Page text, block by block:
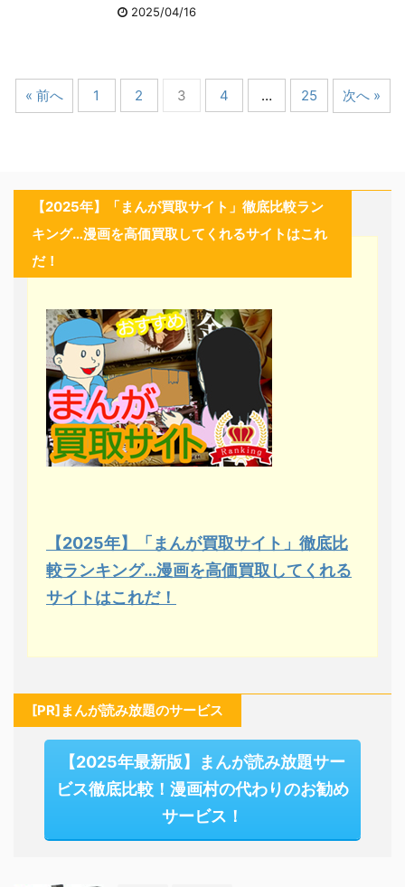
2025/04/16
« 前へ 1 2 3 4 … 25 次へ »
【2025年】「まんが買取サイト」徹底比較ラン
キング…漫画を高価買取してくれるサイトはこれ
だ！
【2025年】「まんが買取サイト」徹底比
較ランキング…漫画を高価買取してくれる
サイトはこれだ！
[PR]まんが読み放題のサービス
【2025年最新版】まんが読み放題サー
ビス徹底比較！漫画村の代わりのお勧め
サービス！